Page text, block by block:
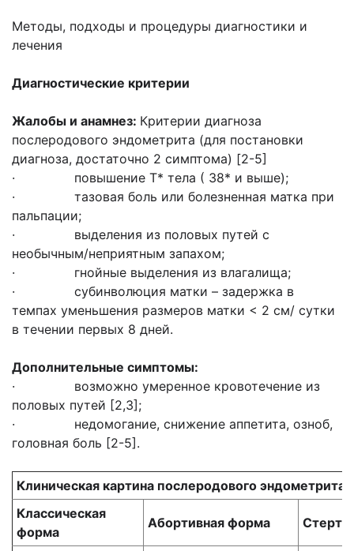
Методы, подходы и процедуры диагностики и
лечения
Диагностические критерии
Жалобы и анамнез: Критерии диагноза
послеродового эндометрита (для постановки
диагноза, достаточно 2 симптома) [2-5]
· повышение Т* тела ( 38* и выше);
· тазовая боль или болезненная матка при
пальпации;
· выделения из половых путей с
необычным/неприятным запахом;
· гнойные выделения из влагалища;
· субинволюция матки – задержка в
темпах уменьшения размеров матки < 2 см/ сутки
в течении первых 8 дней.
Дополнительные симптомы:
· возможно умеренное кровотечение из
половых путей [2,3];
· недомогание, снижение аппетита, озноб,
головная боль [2-5].
Клиническая картина послеродового эндометрита
Классическая
форма
Абортивная форма